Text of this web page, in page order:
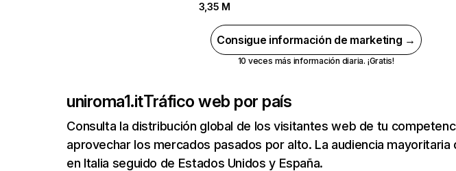
3,35 M
Consigue información de marketing →
10 veces más información diaria. ¡Gratis!
uniroma1.itTráfico web por país
Consulta la distribución global de los visitantes web de tu
aprovechar los mercados pasados por alto. La audiencia mayoritaria
en Italia seguido de Estados Unidos y España.